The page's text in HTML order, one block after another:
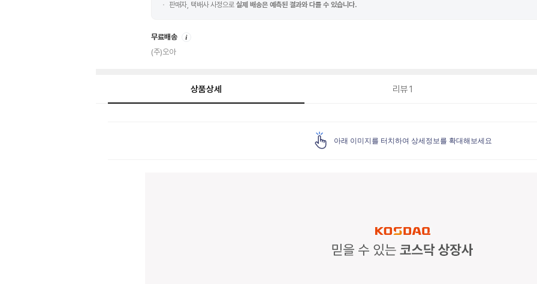
판매자, 택배사 사정으로 실제 배송은 예측된 결과와 다를 수 있습니다.
무료배송
(주)오아
상품상세 리뷰1
아래 이미지를 터치하여 상세정보를 확대해보세요